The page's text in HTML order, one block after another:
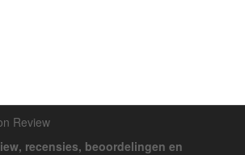
Review
recensies, beoordelingen en